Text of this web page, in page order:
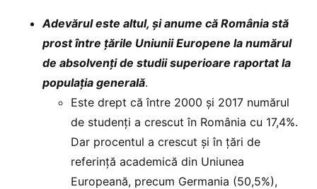
Adevărul este altul, și anume că România stă
prost între țările Uniunii Europene la numărul
de absolvenți de studii superioare raportat la
populația generală.
Este drept că între 2000 și 2017 numărul
de studenți a crescut în România cu 17,4%.
Dar procentul a crescut și în țări de
referință academică din Uniunea
Europeană, precum Germania (50,5%),